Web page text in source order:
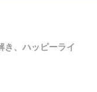
き、ハッピーライ